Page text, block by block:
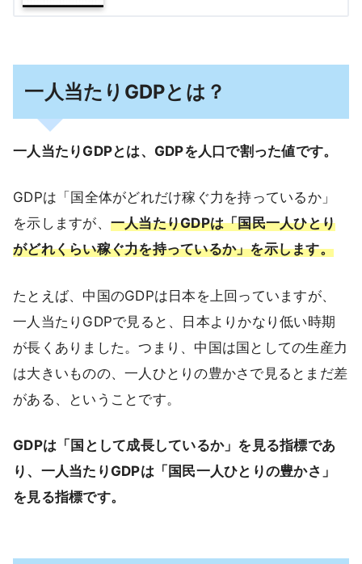
一人当たりGDPとは？
一人当たりGDPとは、GDPを人口で割った値です。
GDPは「国全体がどれだけ稼ぐ力を持っているか」
を示しますが、 一人当たりGDPは「国民一人ひとり
がどれくらい稼ぐ力を持っているか」を示します。
たとえば、中国のGDPは日本を上回っていますが、
一人当たりGDPで見ると、日本よりかなり低い時期
が長くありました。つまり、中国は国としての生産力
は大きいものの、一人ひとりの豊かさで見るとまだ差
がある、ということです。
GDPは「国として成長しているか」を見る指標であ
り、一人当たりGDPは「国民一人ひとりの豊かさ」
を見る指標です。